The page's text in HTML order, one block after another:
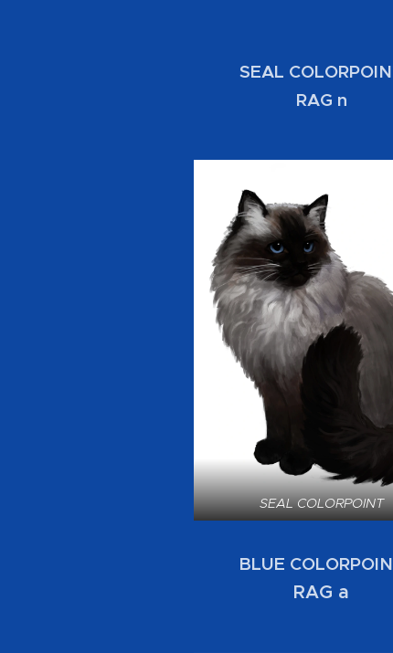
SEAL
RAG n
SEAL COLORPOINT
BLUE
RAG a